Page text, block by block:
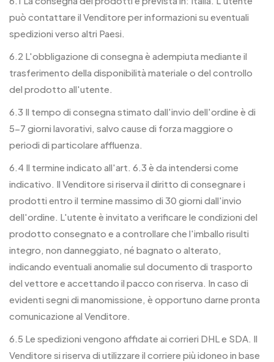
può contattare il Venditore per informazioni su eventuali
spedizioni verso altri Paesi.
6.2 L'obbligazione di consegna è adempiuta mediante il
trasferimento della disponibilità materiale o del controllo
del prodotto all'utente.
6.3 Il tempo di consegna stimato dall'invio dell'ordine è di
5-7 giorni lavorativi, salvo cause di forza maggiore o
periodi di particolare affluenza.
6.4 Il termine indicato all'art. 6.3 è da intendersi come
indicativo. Il Venditore si riserva il diritto di consegnare i
prodotti entro il termine massimo di 30 giorni dall'invio
dell'ordine. L'utente è invitato a verificare le condizioni del
prodotto consegnato e a controllare che l'imballo risulti
integro, non danneggiato, né bagnato o alterato,
indicando eventuali anomalie sul documento di trasporto
del vettore e accettando il pacco con riserva. In caso di
evidenti segni di manomissione, è opportuno darne pronta
comunicazione al Venditore.
6.5 Le spedizioni vengono affidate ai corrieri DHL e SDA. Il
Venditore si riserva di utilizzare il corriere più idoneo in base